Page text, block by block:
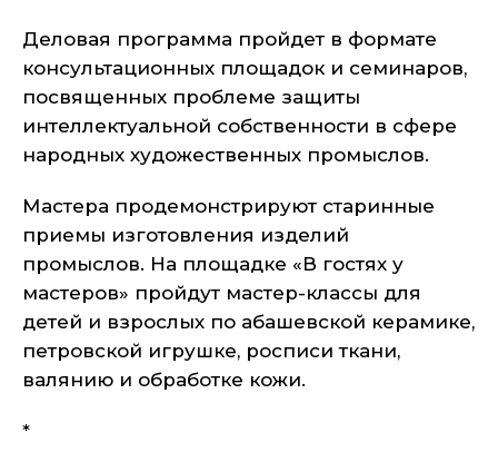
Деловая программа пройдет в формате
консультационных площадок и семинаров,
посвященных проблеме защиты
интеллектуальной собственности в сфере
народных художественных промыслов.
Мастера продемонстрируют старинные
приемы изготовления изделий
промыслов. На площадке «В гостях у
мастеров» пройдут мастер-классы для
детей и взрослых по абашевской керамике,
петровской игрушке, росписи ткани,
валянию и обработке кожи.
*